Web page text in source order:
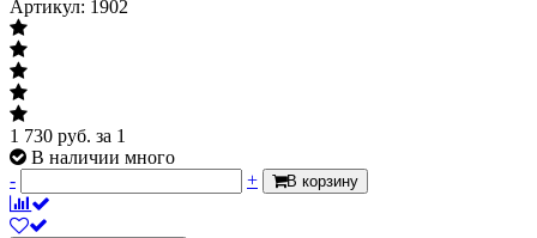
Артикул: 1902
1 730 руб. за 1
В наличии много
-
+ В корзину